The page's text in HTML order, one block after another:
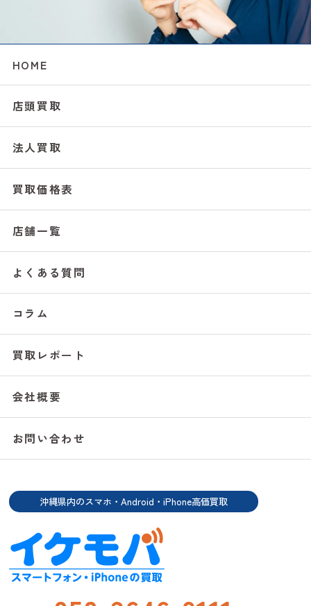
HOME
店頭買取
法人買取
買取価格表
店舗一覧
よくある質問
コラム
買取レポート
会社概要
お問い合わせ
沖縄県内のスマホ・Android・iPhone高価買取